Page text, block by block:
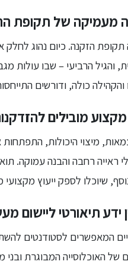
מעמיקה של תקופת
הזקנה. כיום נהוג
הרביעי – שבו עולות
כולה, ודורשים
מובילים
מיצוי היכולות,
ראייה רחבה והבנה עמוקה.
שיוכלו לספק ייעוץ
ידע תיאורטי ליישום
המאפשרים לסטודנטים
של האוכלוסייה המבוגרת